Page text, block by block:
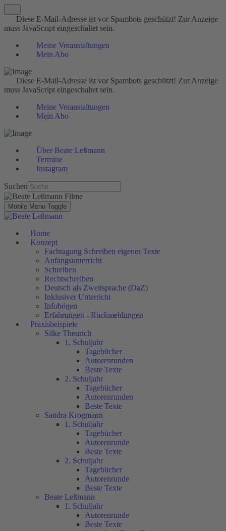
Diese E-Mail-Adresse ist vor Spambots geschützt! Zur Anzeige
muss JavaScript eingeschaltet sein.
Meine Veranstaltungen
Mein Abo
Diese E-Mail-Adresse ist vor Spambots geschützt! Zur Anzeige
muss JavaScript eingeschaltet sein.
Meine Veranstaltungen
Mein Abo
Über Beate Leßmann
Termine
Instagram
Suchen
Mobile Menu Toggle
Home
Konzept
Fachtagung Schreiben eigener Texte
Anfangsunterricht
Schreiben
Rechtschreiben
Deutsch als Zweitsprache (DaZ)
Inklusiver Unterricht
Infobögen
Erfahrungen - Rückmeldungen
Praxisbeispiele
Silke Theurich
1. Schuljahr
Tagebücher
Autorenrunden
Beste Texte
2. Schuljahr
Tagebücher
Autorenrunden
Beste Texte
Sandra Krogmann
1. Schuljahr
Tagebücher
Autorenrunde
Beste Texte
2. Schuljahr
Tagebücher
Autorenrunde
Beste Texte
Beate Leßmann
1. Schuljahr
Autorenrunde
Beste Texte